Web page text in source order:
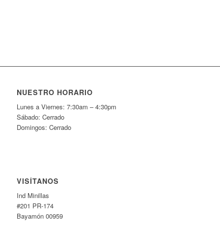
NUESTRO HORARIO
Lunes a Viernes: 7:30am – 4:30pm
Sábado: Cerrado
Domingos: Cerrado
VISÍTANOS
Ind Minillas
#201 PR-174
Bayamón 00959